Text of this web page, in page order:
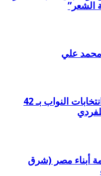
الشعر”
علي
مدحت بركات ينافس في انتخابات النواب بـ 42
أبناء مصر (شرق